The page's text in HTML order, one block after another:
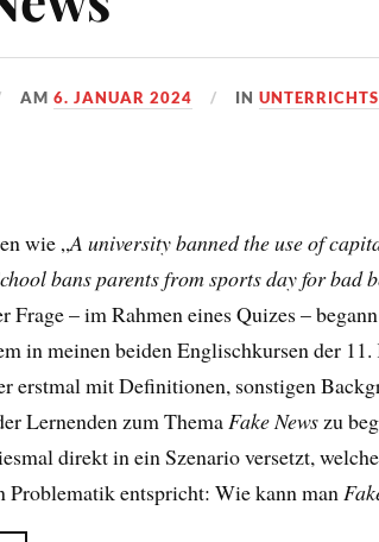
AM6. JANUAR 2024 IN
wie „A university banned the use of
bans parents from sports day for bad
Frage – im Rahmen eines Quizes –
in meinen beiden Englischkursen der 11.
erstmal mit Definitionen, sonstigen
Lernenden zum ThemaFake Newszu
direkt in ein Szenario versetzt,
Problematik entspricht: Wie kann man